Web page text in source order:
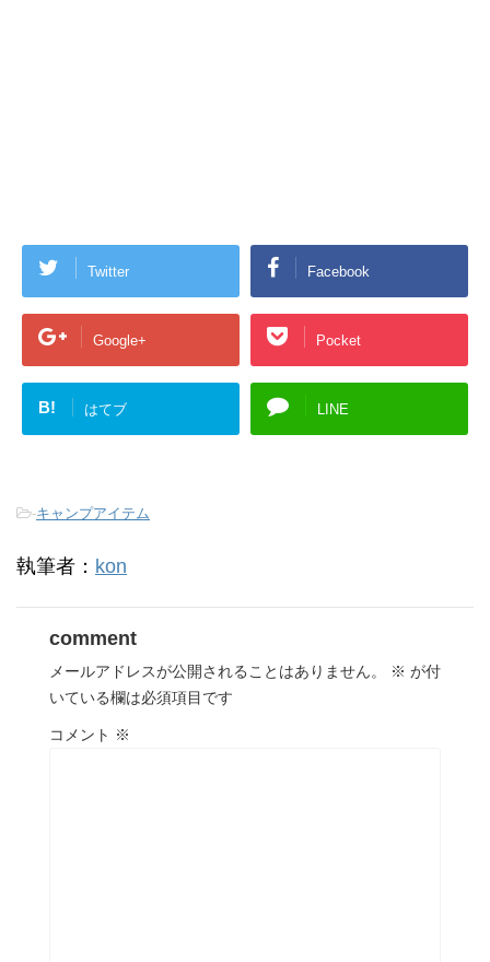
Twitter Facebook
Google+ Pocket
B! はてブ LINE
-キャンプアイテム
執筆者： kon
comment
メールアドレスが公開されることはありません。 ※ が付
いている欄は必須項目です
コメント ※